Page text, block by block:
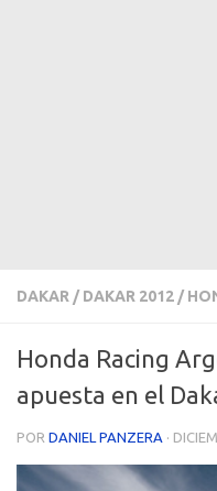
DAKAR / DAKAR 2012 /
Honda Racing
apuesta en el
POR DANIEL PANZERA ·